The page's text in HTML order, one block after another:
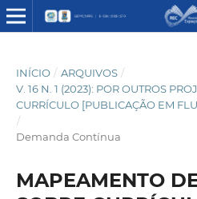
INÍCIO / ARQUIVOS /
V. 16 N. 1 (2023): POR OUTROS
CURRÍCULO [PUBLICAÇÃO EM
/
Demanda Contínua
MAPEAMENTO